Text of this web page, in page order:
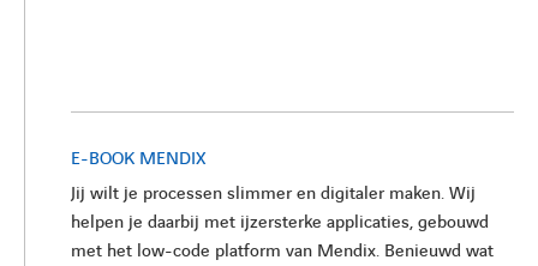
E-BOOK MENDIX
Jij wilt je processen slimmer en digitaler maken. Wij
helpen je daarbij met ijzersterke applicaties, gebouwd
met het low-code platform van Mendix. Benieuwd wat